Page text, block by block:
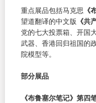
重点展品包括马克思 《
望道翻译的中文版 《共
党的七大投票箱、开国
武器、香港回归祖国的
院模型等。
部分展品
《布鲁塞尔笔记》第四